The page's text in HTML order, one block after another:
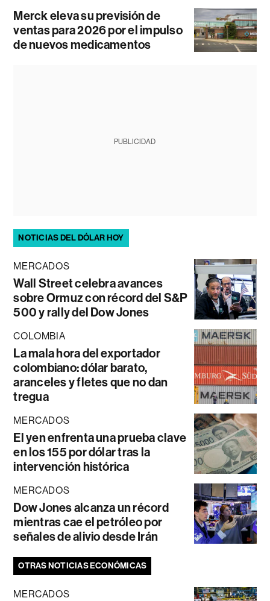
Merck eleva su previsión de
ventas para 2026 por el impulso
de nuevos medicamentos
PUBLICIDAD
NOTICIAS DEL DÓLAR HOY
MERCADOS
Wall Street celebra avances
sobre Ormuz con récord del S&P
500 y rally del Dow Jones
COLOMBIA
La mala hora del exportador
colombiano: dólar barato,
aranceles y fletes que no dan
tregua
MERCADOS
El yen enfrenta una prueba clave
en los 155 por dólar tras la
intervención histórica
MERCADOS
Dow Jones alcanza un récord
mientras cae el petróleo por
señales de alivio desde Irán
OTRAS NOTICIAS ECONÓMICAS
MERCADOS